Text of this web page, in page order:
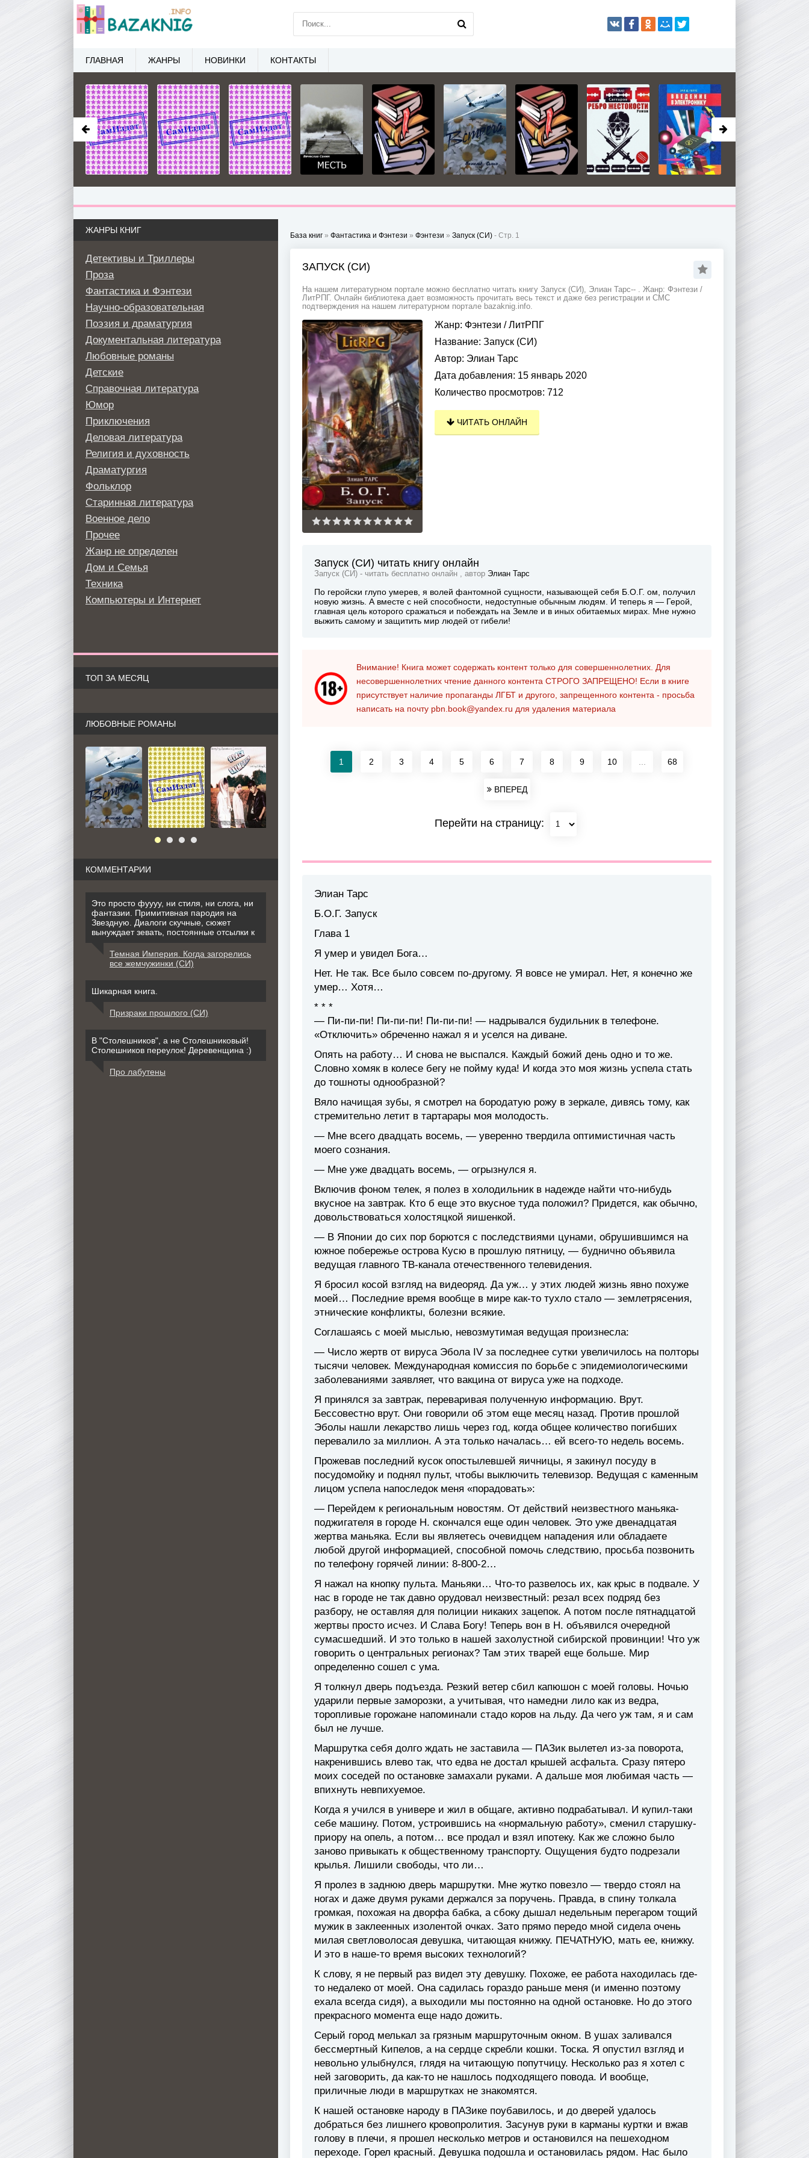
База книг » Фантастика и Фэнтези » Фэнтези » Запуск (СИ) - Стр. 1
ЗАПУСК (СИ)
На нашем литературном портале можно бесплатно читать книгу Запуск (СИ), Элиан Тарс-- . Жанр: Фэнтези /
ЛитРПГ. Онлайн библиотека дает возможность прочитать весь текст и даже без регистрации и СМС
подтверждения на нашем литературном портале bazaknig.info.
Жанр: Фэнтези /ЛитРПГ
Название: Запуск (СИ)
Автор: Элиан Тарс
Дата добавления: 15 январь 2020
Количество просмотров: 712
ЧИТАТЬ ОНЛАЙН
Запуск (СИ) читать книгу онлайн
Запуск (СИ) - читать бесплатно онлайн , автор Элиан Тарс
По геройски глупо умерев, я волей фантомной сущности, называющей себя Б.О.Г. ом, получил
новую жизнь. А вместе с ней способности, недоступные обычным людям. И теперь я — Герой,
главная цель которого сражаться и побеждать на Земле и в иных обитаемых мирах. Мне нужно
выжить самому и защитить мир людей от гибели!
Внимание! Книга может содержать контент только для совершеннолетних. Для
несовершеннолетних чтение данного контента СТРОГО ЗАПРЕЩЕНО! Если в книге
присутствует наличие пропаганды ЛГБТ и другого, запрещенного контента - просьба
написать на почту pbn.book@yandex.ru для удаления материала
1 2 3 4 5 6 7 8 9 10 68
ВПЕРЕД
Перейти на страницу:
Элиан Тарс
Б.О.Г. Запуск
Глава 1
Я умер и увидел Бога…
Нет. Не так. Все было совсем по-другому. Я вовсе не умирал. Нет, я конечно же
умер… Хотя…
* * *
— Пи-пи-пи! Пи-пи-пи! Пи-пи-пи! — надрывался будильник в телефоне.
«Отключить» обреченно нажал я и уселся на диване.
Опять на работу… И снова не выспался. Каждый божий день одно и то же.
Словно хомяк в колесе бегу не пойму куда! И когда это моя жизнь успела стать
до тошноты однообразной?
Вяло начищая зубы, я смотрел на бородатую рожу в зеркале, дивясь тому, как
стремительно летит в тартарары моя молодость.
— Мне всего двадцать восемь, — уверенно твердила оптимистичная часть
моего сознания.
— Мне уже двадцать восемь, — огрызнулся я.
Включив фоном телек, я полез в холодильник в надежде найти что-нибудь
вкусное на завтрак. Кто б еще это вкусное туда положил? Придется, как обычно,
довольствоваться холостяцкой яишенкой.
— В Японии до сих пор борются с последствиями цунами, обрушившимся на
южное побережье острова Кусю в прошлую пятницу, — буднично объявила
ведущая главного ТВ-канала отечественного телевидения.
Я бросил косой взгляд на видеоряд. Да уж… у этих людей жизнь явно похуже
моей… Последние время вообще в мире как-то тухло стало — землетрясения,
этнические конфликты, болезни всякие.
Соглашаясь с моей мыслью, невозмутимая ведущая произнесла:
— Число жертв от вируса Эбола IV за последнее сутки увеличилось на полторы
тысячи человек. Международная комиссия по борьбе с эпидемиологическими
заболеваниями заявляет, что вакцина от вируса уже на подходе.
Я принялся за завтрак, переваривая полученную информацию. Врут.
Бессовестно врут. Они говорили об этом еще месяц назад. Против прошлой
Эболы нашли лекарство лишь через год, когда общее количество погибших
перевалило за миллион. А эта только началась… ей всего-то недель восемь.
Прожевав последний кусок опостылевшей яичницы, я закинул посуду в
посудомойку и поднял пульт, чтобы выключить телевизор. Ведущая с каменным
лицом успела напоследок меня «порадовать»:
— Перейдем к региональным новостям. От действий неизвестного маньяка-
поджигателя в городе Н. скончался еще один человек. Это уже двенадцатая
жертва маньяка. Если вы являетесь очевидцем нападения или обладаете
любой другой информацией, способной помочь следствию, просьба позвонить
по телефону горячей линии: 8-800-2…
Я нажал на кнопку пульта. Маньяки… Что-то развелось их, как крыс в подвале. У
нас в городе не так давно орудовал неизвестный: резал всех подряд без
разбору, не оставляя для полиции никаких зацепок. А потом после пятнадцатой
жертвы просто исчез. И Слава Богу! Теперь вон в Н. объявился очередной
сумасшедший. И это только в нашей захолустной сибирской провинции! Что уж
говорить о центральных регионах? Там этих тварей еще больше. Мир
определенно сошел с ума.
Я толкнул дверь подъезда. Резкий ветер сбил капюшон с моей головы. Ночью
ударили первые заморозки, а учитывая, что намедни лило как из ведра,
торопливые горожане напоминали стадо коров на льду. Да чего уж там, я и сам
был не лучше.
Маршрутка себя долго ждать не заставила — ПАЗик вылетел из-за поворота,
накренившись влево так, что едва не достал крышей асфальта. Сразу пятеро
моих соседей по остановке замахали руками. А дальше моя любимая часть —
впихнуть невпихуемое.
Когда я учился в универе и жил в общаге, активно подрабатывал. И купил-таки
себе машину. Потом, устроившись на «нормальную работу», сменил старушку-
приору на опель, а потом… все продал и взял ипотеку. Как же сложно было
заново привыкать к общественному транспорту. Ощущения будто подрезали
крылья. Лишили свободы, что ли…
Я пролез в заднюю дверь маршрутки. Мне жутко повезло — твердо стоял на
ногах и даже двумя руками держался за поручень. Правда, в спину толкала
громкая, похожая на дворфа бабка, а сбоку дышал недельным перегаром тощий
мужик в заклеенных изолентой очках. Зато прямо передо мной сидела очень
милая светловолосая девушка, читающая книжку. ПЕЧАТНУЮ, мать ее, книжку.
И это в наше-то время высоких технологий?
К слову, я не первый раз видел эту девушку. Похоже, ее работа находилась где-
то недалеко от моей. Она садилась гораздо раньше меня (и именно поэтому
ехала всегда сидя), а выходили мы постоянно на одной остановке. Но до этого
прекрасного момента еще надо дожить.
Серый город мелькал за грязным маршруточным окном. В ушах заливался
бессмертный Кипелов, а на сердце скребли кошки. Тоска. Я опустил взгляд и
невольно улыбнулся, глядя на читающую попутчицу. Несколько раз я хотел с
ней заговорить, да как-то не нашлось подходящего повода. И вообще,
приличные люди в маршрутках не знакомятся.
К нашей остановке народу в ПАЗике поубавилось, и до дверей удалось
добраться без лишнего кровопролития. Засунув руки в карманы куртки и вжав
голову в плечи, я прошел несколько метров и остановился на пешеходном
переходе. Горел красный. Девушка подошла и остановилась рядом. Нас было
ЖАНРЫ КНИГ
Детективы и Триллеры
Проза
Фантастика и Фэнтези
Научно-образовательная
Поэзия и драматургия
Документальная литература
Любовные романы
Детские
Справочная литература
Юмор
Приключения
Деловая литература
Религия и духовность
Драматургия
Фольклор
Старинная литература
Военное дело
Прочее
Жанр не определен
Дом и Семья
Техника
Компьютеры и Интернет
ТОП ЗА МЕСЯЦ
ЛЮБОВНЫЕ РОМАНЫ
КОММЕНТАРИИ
Это просто фуууу, ни стиля, ни слога, ни
фантазии. Примитивная пародия на
Звездную. Диалоги скучные, сюжет
вынуждает зевать, постоянные отсылки к
Темная Империя. Когда загорелись
все жемчужинки (СИ)
Шикарная книга.
Призраки прошлого (СИ)
В "Столешников", а не Столешниковый!
Столешников переулок! Деревенщина :)
Про лабутены
ГЛАВНАЯ ЖАНРЫ НОВИНКИ КОНТАКТЫ